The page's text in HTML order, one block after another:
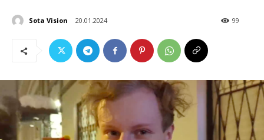
Sota Vision 20.01.2024 99